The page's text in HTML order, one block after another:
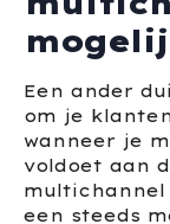
Een ander
om je
wanneer je
voldoet aan
een steeds